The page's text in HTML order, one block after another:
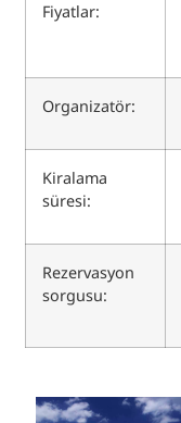
Fiyatlar:
Organizatör:
Kiralama
süresi:
Rezervasyon
sorgusu: